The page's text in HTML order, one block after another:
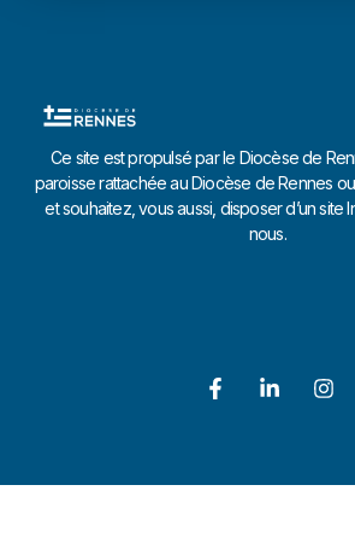
Ce site est propulsé par le Diocèse de
paroisse rattachée au Diocèse de Rennes
et souhaitez, vous aussi, disposer d’un site
nous.